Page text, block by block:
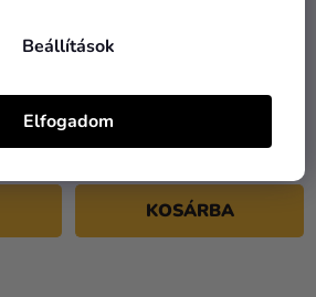
Beállítások
Elfogadom
könyvjelző - Narcissa
Malfoy
KOSÁRBA